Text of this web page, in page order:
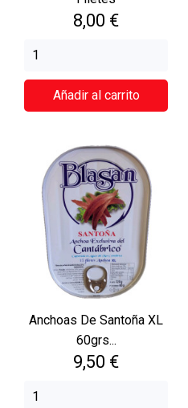
Precio
8,00 €
Añadir al carrito
Anchoas De Santoña XL
60grs...
Precio
9,50 €